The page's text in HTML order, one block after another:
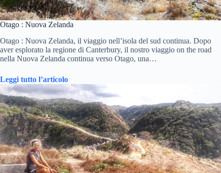
Otago : Nuova Zelanda
Otago : Nuova Zelanda, il viaggio nell’isola del sud continua. Dopo
aver esplorato la regione di Canterbury, il nostro viaggio on the road
nella Nuova Zelanda continua verso Otago, una…
Leggi tutto l’articolo